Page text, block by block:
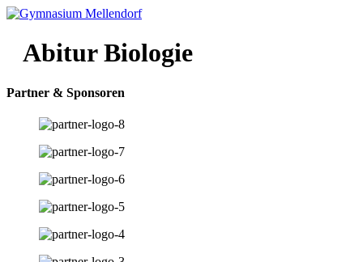
Zum
wechseln
Abitur Biologie
Partner & Sponsoren